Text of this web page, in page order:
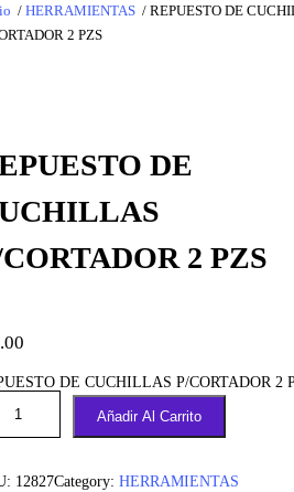
/ HERRAMIENTAS / REPUESTO DE
2 PZS
DE
2 PZS
DE CUCHILLAS P/CORTADOR 2
Añadir Al Carrito
12827Category: HERRAMIENTAS